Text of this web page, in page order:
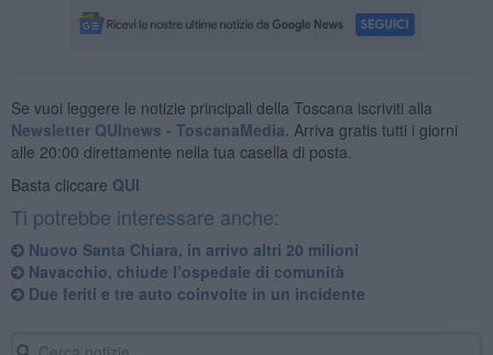
Se vuoi leggere le notizie principali della Toscana iscriviti alla
Newsletter QUInews - ToscanaMedia. Arriva gratis tutti i giorni
alle 20:00 direttamente nella tua casella di posta.
Basta cliccare QUI
Ti potrebbe interessare anche:
Nuovo Santa Chiara, in arrivo altri 20 milioni
Navacchio, chiude l’ospedale di comunità
Due feriti e tre auto coinvolte in un incidente